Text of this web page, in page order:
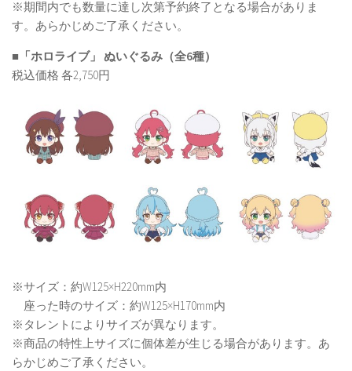
※期間内でも数量に達し次第予約終了となる場合がありま
す。あらかじめご了承ください。
■「ホロライブ」 ぬいぐるみ（全6種）
税込価格 各2,750円
※サイズ：約W125×H220mm内
座った時のサイズ：約W125×H170mm内
※タレントによりサイズが異なります。
※商品の特性上サイズに個体差が生じる場合があります。あ
らかじめご了承ください。